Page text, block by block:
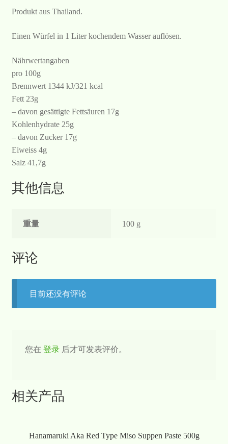
Produkt aus Thailand.
Einen Würfel in 1 Liter kochendem Wasser auflösen.
Nährwertangaben
pro 100g
Brennwert 1344 kJ/321 kcal
Fett 23g
– davon gesättigte Fettsäuren 17g
Kohlenhydrate 25g
– davon Zucker 17g
Eiweiss 4g
Salz 41,7g
其他信息
重量 100 g
评论
目前还没有评论
您在 登录后才可发表评价。
相关产品
Hanamaruki Aka Red Type Miso Suppen Paste 500g